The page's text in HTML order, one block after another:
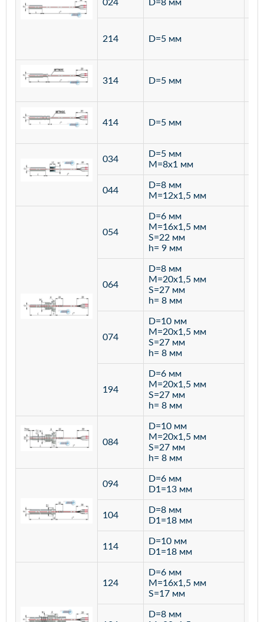
024 D=8 мм
214 D=5 мм
314 D=5 мм
414 D=5 мм
034
D=5 мм
M=8х1 мм
044
D=8 мм
M=12х1,5 мм
054
D=6 мм
M=16х1,5 мм
S=22 мм
h= 9 мм
064
D=8 мм
M=20х1,5 мм
S=27 мм
h= 8 мм
074
D=10 мм
M=20х1,5 мм
S=27 мм
h= 8 мм
194
D=6 мм
M=20х1,5 мм
S=27 мм
h= 8 мм
084
D=10 мм
M=20х1,5 мм
S=27 мм
h= 8 мм
094
D=6 мм
D1=13 мм
104
D=8 мм
D1=18 мм
114
D=10 мм
D1=18 мм
124
D=6 мм
M=16х1,5 мм
S=17 мм
D=8 мм